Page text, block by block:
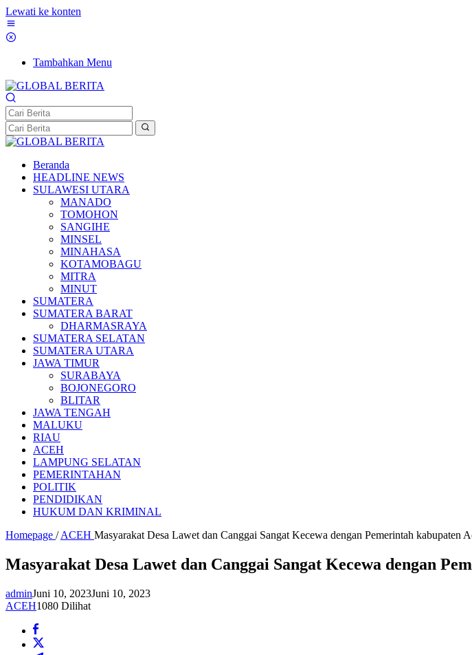
Lewati ke konten
Tambahkan Menu
Beranda
HEADLINE NEWS
SULAWESI UTARA
MANADO
TOMOHON
SANGIHE
MINSEL
MINAHASA
KOTAMOBAGU
MITRA
MINUT
SUMATERA
SUMATERA BARAT
DHARMASRAYA
SUMATERA SELATAN
SUMATERA UTARA
JAWA TIMUR
SURABAYA
BOJONEGORO
BLITAR
JAWA TENGAH
MALUKU
RIAU
ACEH
LAMPUNG SELATAN
PEMERINTAHAN
POLITIK
PENDIDIKAN
HUKUM DAN KRIMINAL
Homepage / ACEH Masyarakat Desa Lawet dan Canggai Sangat Kecewa dengan Pemerintah kabupaten
Masyarakat Desa Lawet dan Canggai Sangat Kecewa dengan
adminJuni 10, 2023Juni 10, 2023
ACEH1080 Dilihat